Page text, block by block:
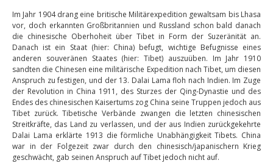
Im Jahr 1904 drang eine britische Militärexpedition gewaltsam bis Lhasa
vor, doch erkannten Großbritannien und Russland schon bald danach
die chinesische Oberhoheit über Tibet in Form der Suzeränität an.
Danach ist ein Staat (hier: China) befugt, wichtige Befugnisse eines
anderen souveränen Staates (hier: Tibet) auszuüben. Im Jahr 1910
sandten die Chinesen eine militärische Expedition nach Tibet, um diesen
Anspruch zu festigen, und der 13. Dalai Lama floh nach Indien. Im Zuge
der Revolution in China 1911, des Sturzes der Qing-Dynastie und des
Endes des chinesischen Kaisertums zog China seine Truppen jedoch aus
Tibet zurück. Tibetische Verbände zwangen die letzten chinesischen
Streitkräfte, das Land zu verlassen, und der aus Indien zurückgekehrte
Dalai Lama erklärte 1913 die förmliche Unabhängigkeit Tibets. China
war in der Folgezeit zwar durch den chinesisch/japanischern Krieg
geschwächt, gab seinen Anspruch auf Tibet jedoch nicht auf.